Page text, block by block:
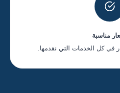
مناسبة
في كل الخدمات التي نقدمها.